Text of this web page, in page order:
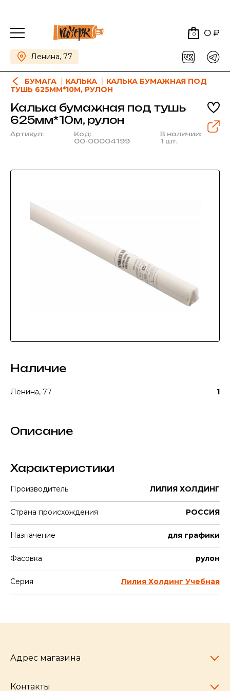
0 0 ₽
Ленина, 77
БУМАГА КАЛЬКА
КАЛЬКА БУМАЖНАЯ ПОД
ТУШЬ 625ММ*10М, РУЛОН
Калька бумажная под тушь
625мм*10м, рулон
Артикул:
Код:
00-00004199
В наличии:
1 шт.
Наличие
Ленина, 77 1
Описание
Характеристики
Производитель ЛИЛИЯ ХОЛДИНГ
Страна происхождения РОССИЯ
Назначение для графики
Фасовка рулон
Серия Лилия Холдинг Учебная
Адрес магазина
Челябинск,
Контакты